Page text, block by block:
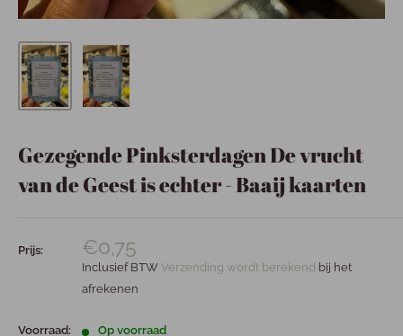
Gezegende Pinksterdagen De vrucht
van de Geest is echter - Baaij kaarten
Prijs: €0,75
Inclusief BTW Verzending wordt berekend bij het
afrekenen
Voorraad: Op voorraad